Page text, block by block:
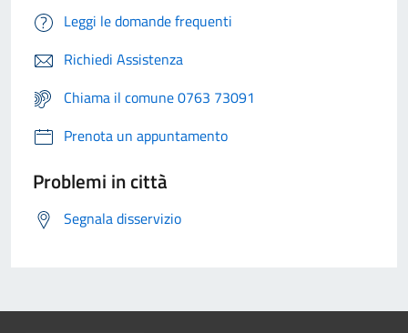
Leggi le domande frequenti
Richiedi Assistenza
Chiama il comune 0763 73091
Prenota un appuntamento
Problemi in città
Segnala disservizio